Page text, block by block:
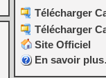
Télécharger
Télécharger
Site Officiel
En savoir